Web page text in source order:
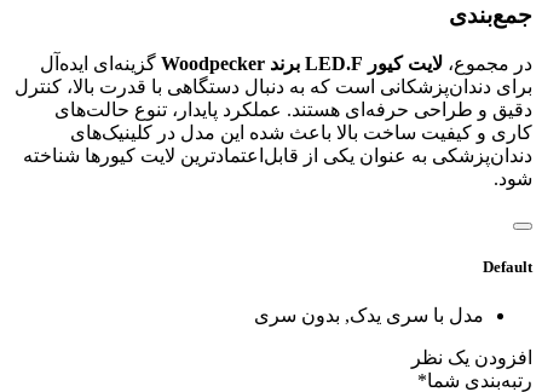
جمع‌بندی
در مجموع، لایت کیور LED.F برند Woodpecker
گزینه‌ای ایده‌آل
برای دندان‌پزشکانی است که به دنبال دستگاهی با قدرت بالا، کنترل
دقیق و طراحی حرفه‌ای هستند. عملکرد پایدار، تنوع حالت‌های
کاری و کیفیت ساخت بالا باعث شده این مدل در کلینیک‌های
دندان‌پزشکی به عنوان یکی از قابل‌اعتمادترین لایت کیورها شناخته
شود.
Default
مدل با سری یدک, بدون سری
افزودن یک نظر
رتبه‌بندی شما*